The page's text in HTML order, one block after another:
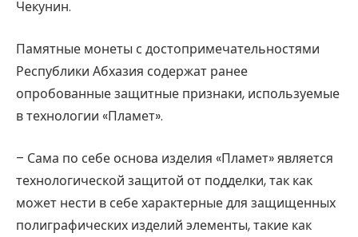
Чекунин.
Памятные монеты с достопримечательностями
Республики Абхазия содержат ранее
опробованные защитные признаки, используемые
в технологии «Пламет».
– Сама по себе основа изделия «Пламет» является
технологической защитой от подделки, так как
может нести в себе характерные для защищенных
полиграфических изделий элементы, такие как